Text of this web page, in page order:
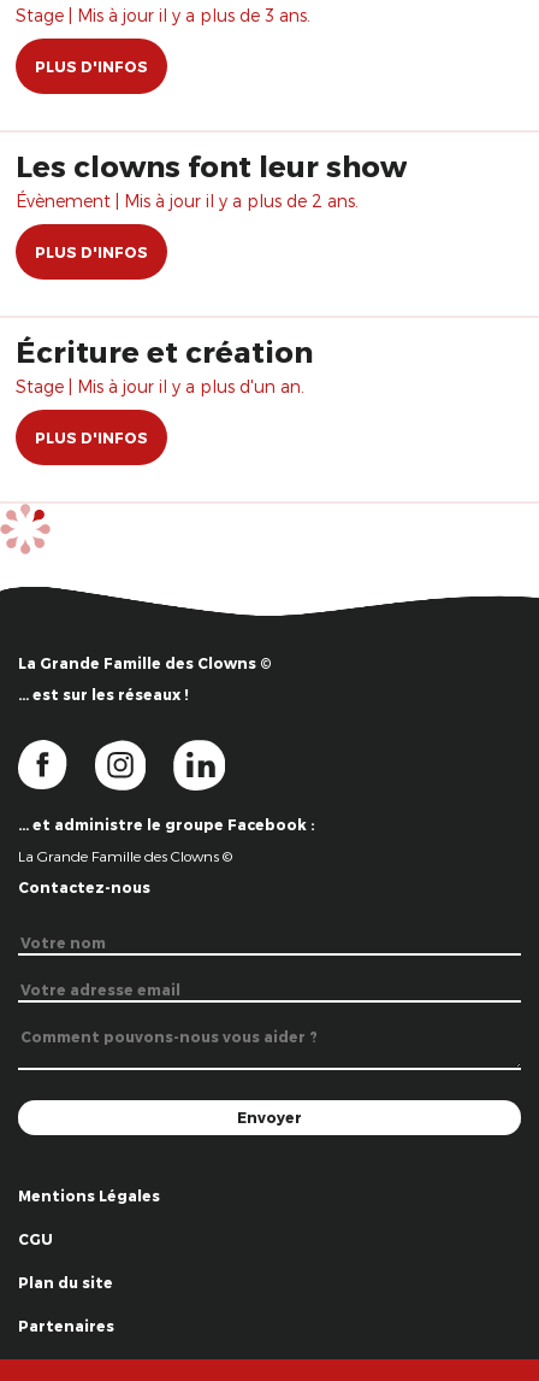
Stage | Mis à jour il y a plus de 3 ans.
PLUS D'INFOS
Les clowns font leur show
Évènement | Mis à jour il y a plus de 2 ans.
PLUS D'INFOS
Écriture et création
Stage | Mis à jour il y a plus d'un an.
PLUS D'INFOS
La Grande Famille des Clowns ©
… est sur les réseaux !
… et administre le groupe Facebook :
La Grande Famille des Clowns ©
Contactez-nous
Mentions Légales
CGU
Plan du site
Partenaires